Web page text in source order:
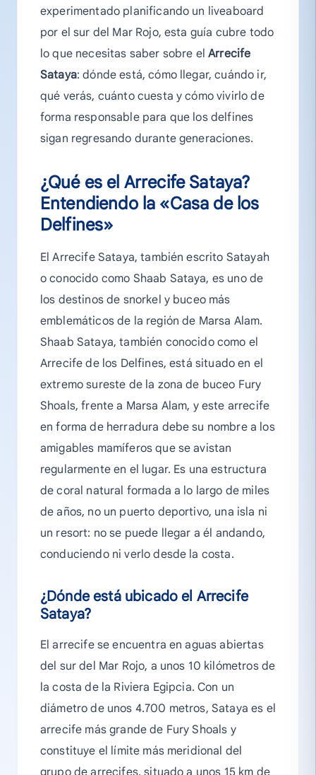
experimentado planificando un liveaboard
por el sur del Mar Rojo, esta guía cubre todo
lo que necesitas saber sobre elArrecife
Sataya: dónde está, cómo llegar, cuándo ir,
qué verás, cuánto cuesta y cómo vivirlo de
forma responsable para que los delfines
sigan regresando durante generaciones.
¿Qué es el Arrecife Sataya?
Entendiendo la «Casa de los
Delfines»
El Arrecife Sataya, también escrito Satayah
o conocido como Shaab Sataya, es uno de
los destinos de snorkel y buceo más
emblemáticos de la región de Marsa Alam.
Shaab Sataya, también conocido como el
Arrecife de los Delfines, está situado en el
extremo sureste de la zona de buceo Fury
Shoals, frente a Marsa Alam, y este arrecife
en forma de herradura debe su nombre a los
amigables mamíferos que se avistan
regularmente en el lugar. Es una estructura
de coral natural formada a lo largo de miles
de años, no un puerto deportivo, una isla ni
un resort: no se puede llegar a él andando,
conduciendo ni verlo desde la costa.
¿Dónde está ubicado el Arrecife
Sataya?
El arrecife se encuentra en aguas abiertas
del sur del Mar Rojo, a unos 10 kilómetros de
la costa de la Riviera Egipcia. Con un
diámetro de unos 4.700 metros, Sataya es el
arrecife más grande de Fury Shoals y
constituye el límite más meridional del
grupo de arrecifes, situado a unos 15 km de